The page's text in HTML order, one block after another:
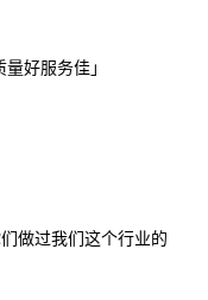
好服务佳」
做过我们这个行业的